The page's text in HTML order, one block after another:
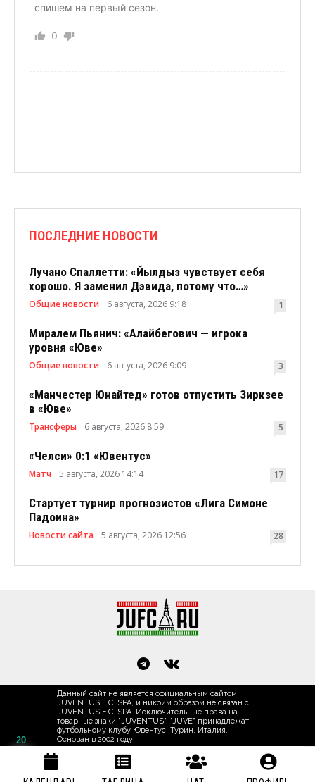
спишем на первый сезон.
0
ПОСЛЕДНИЕ НОВОСТИ
Лучано Спаллетти: «Йылдыз чувствует себя
хорошо. Я заменил Дэвида, потому что…»
Общие новости 6 августа, 2026 9:18 1
Миралем Пьянич: «Алайбегович — игрока
уровня «Юве»
Общие новости 6 августа, 2026 9:09 3
«Манчестер Юнайтед» готов отпустить Зиркзее
в «Юве»
Трансферы 6 августа, 2026 8:59 5
«Челси» 0:1 «Ювентус»
Матч 5 августа, 2026 14:14 17
Стартует турнир прогнозистов «Лига Симоне
Падоина»
Новости сайта 5 августа, 2026 12:56 28
Данный сайт не является официальным сайтом
JUVENTUS F.C. SPA, и никоим образом не связан с
JUVENTUS F.C. SPA. Исключительные права на
товарные знаки "JUVENTUS", "JUVE" принадлежат
футбольному клубу Ювентус, Турин, Италия.
Основан в 2002 году.
20